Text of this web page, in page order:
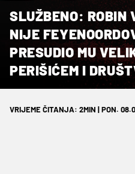
SLUŽBENO: ROBIN
NIJE
PRESUDIO MU
PERIŠIĆEM I
VRIJEME ČITANJA: 2MIN | PON.